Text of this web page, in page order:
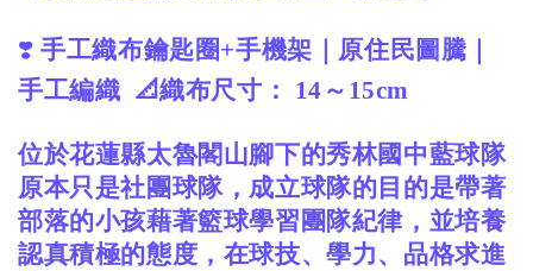
❣️ 手工織布鑰匙圈+手機架｜原住民圖騰｜
手工編織 📐織布尺寸： 14～15cm
位於花蓮縣太魯閣山腳下的秀林國中藍球隊
原本只是社團球隊，成立球隊的目的是帶著
部落的小孩藉著籃球學習團隊紀律，並培養
認真積極的態度，在球技、學力、品格求進